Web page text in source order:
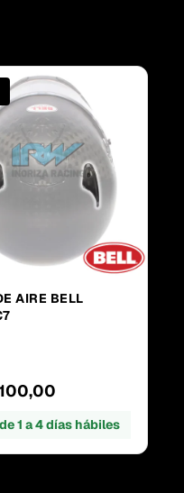
AIRE BELL
1 a 4 días hábiles